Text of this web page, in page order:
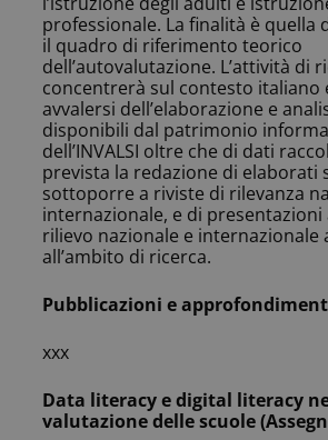
professionale. La finalità è quella
il quadro di riferimento teorico
dell’autovalutazione. L’attività di
concentrerà sul contesto italiano
avvalersi dell’elaborazione e
disponibili dal patrimonio
dell’INVALSI oltre che di dati
prevista la redazione di elaborati
sottoporre a riviste di rilevanza
internazionale, e di presentazioni
rilievo nazionale e internazionale
all’ambito di ricerca.
Pubblicazioni e
xxx
Data literacy e digital literacy
valutazione delle scuole